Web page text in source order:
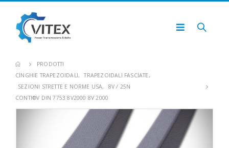
PRODOTTI
CINGHIE TRAPEZOIDALI, TRAPEZOIDALI FASCIATE,
SEZIONI STRETTE E NORME USA,
8V / 25N
CONTI®V DIN 7753 8V2000 8V 2000